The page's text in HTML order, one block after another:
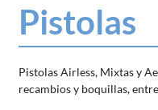
Pistolas
Pistolas Airless, Mixtas y
recambios y boquillas,